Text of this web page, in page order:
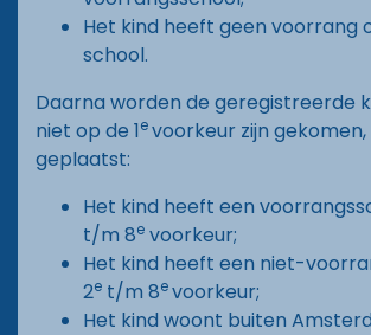
Het kind heeft geen voorrang
school.
Daarna worden de geregistreerde
niet op de 1evoorkeur zijn
geplaatst:
Het kind heeft een
t/m 8e voorkeur;
Het kind heeft een niet-
2e t/m 8evoorkeur;
Het kind woont buiten